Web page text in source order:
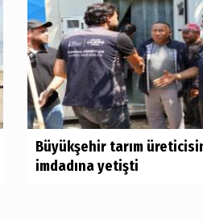
Büyükşehir tarım
imdadına yetişti